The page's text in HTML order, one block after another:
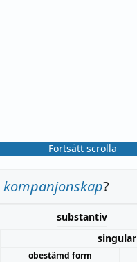
Fortsätt scrolla
kompanjonskap?
substantiv
singular
obestämd form